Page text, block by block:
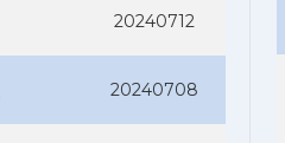
20240712
20240708